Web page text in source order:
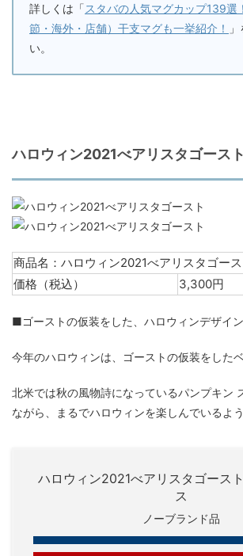
詳しくは「スタバの人気マグカップ139選
節・海外・店舗）干支マグも一挙紹介！
い。
ハロウィン2021べアリスタゴースト
商品名：ハロウィン2021べアリスタゴース
価格（税込）
3,300円
■ゴーストの仮装をした、ハロウィンデザイ
今年のハロウィンは、ゴーストの仮装をした
北米では秋の風物詩になっているパンプキン
ながら、まるでハロウィンを楽しんでいるよう
ハロウィン2021べアリスタゴース
ス
ノーブランド品